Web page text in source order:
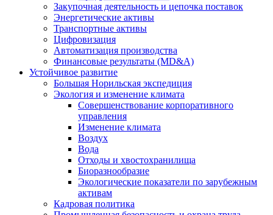
Закупочная деятельность и цепочка поставок
Энергетические активы
Транспортные активы
Цифровизация
Автоматизация производства
Финансовые результаты (MD&A)
Устойчивое развитие
Большая Норильская экспедиция
Экология и изменение климата
Совершенствование корпоративного
управления
Изменение климата
Воздух
Вода
Отходы и хвостохранилища
Биоразнообразие
Экологические показатели по зарубежным
активам
Кадровая политика